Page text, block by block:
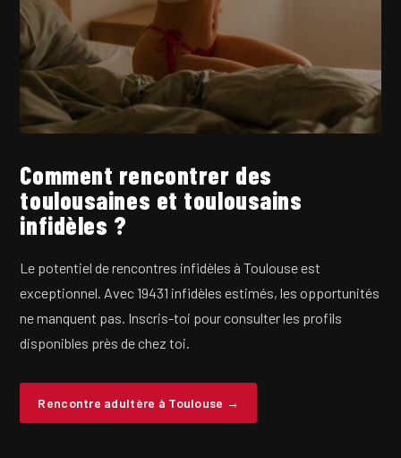
Comment rencontrer des
toulousaines et toulousains
infidèles ?
Le potentiel de rencontres infidèles à Toulouse est
exceptionnel. Avec 19431 infidèles estimés, les opportunités
ne manquent pas. Inscris-toi pour consulter les profils
disponibles près de chez toi.
Rencontre adultère à Toulouse →